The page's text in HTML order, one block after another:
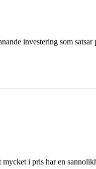
investering som satsar
i pris har en